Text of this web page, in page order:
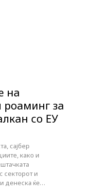
на
за
со ЕУ
сајбер
како и
секторот и
денеска ќе…